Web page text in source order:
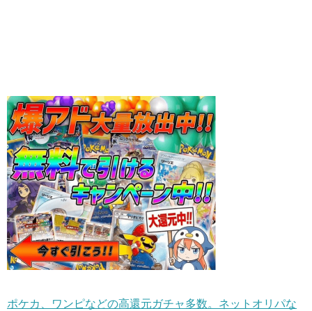
ポケカ、ワンピなどの高還元ガチャ多数。ネットオリパな